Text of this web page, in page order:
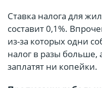
Ставка налога для
составит 0,1%.
из-за которых одни
налог в разы больше,
заплатят ни копейки.